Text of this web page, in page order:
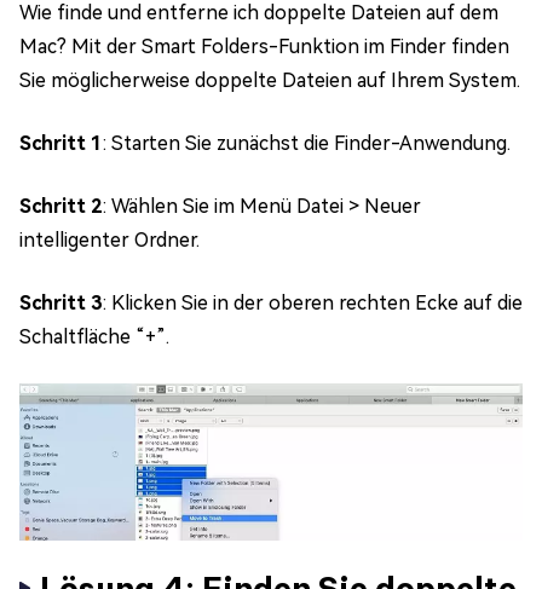
Wie finde und entferne ich doppelte Dateien auf dem
Mac? Mit der Smart Folders-Funktion im Finder finden
Sie möglicherweise doppelte Dateien auf Ihrem System.
Schritt 1 : Starten Sie zunächst die Finder-Anwendung.
Schritt 2: Wählen Sie im Menü Datei > Neuer
intelligenter Ordner.
Schritt 3: Klicken Sie in der oberen rechten Ecke auf die
Schaltfläche “+”.